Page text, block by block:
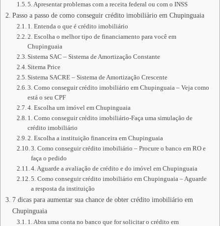
5. Apresentar problemas com a receita federal ou com o INSS
Passo a passo de como conseguir crédito imobiliário em Chupinguaia
1. Entenda o que é crédito imobiliário
2. Escolha o melhor tipo de financiamento para você em
Chupinguaia
Sistema SAC – Sistema de Amortização Constante
Sitema Price
Sistema SACRE – Sistema de Amortização Crescente
3. Como conseguir crédito imobiliário em Chupinguaia – Veja como
está o seu CPF
4. Escolha um imóvel em Chupinguaia
1. Como conseguir crédito imobiliário-Faça uma simulação de
crédito imobiliário
2. Escolha a instituição financeira em Chupinguaia
3. Como conseguir crédito imobiliário – Procure o banco em RO e
faça o pedido
4. Aguarde a avaliação de crédito e do imóvel em Chupinguaia
5. Como conseguir crédito imobiliário em Chupinguaia – Aguarde
a resposta da instituição
7 dicas para aumentar sua chance de obter crédito imobiliário em
Chupinguaia
1. Abra uma conta no banco que for solicitar o crédito em